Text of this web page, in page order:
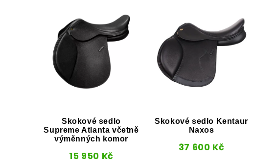
Skokové sedlo
Supreme Atlanta včetně
výměnných komor
15 950 Kč
Skokové sedlo Kentaur
Naxos
37 600 Kč